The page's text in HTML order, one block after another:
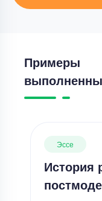
Примеры
Эссе
История